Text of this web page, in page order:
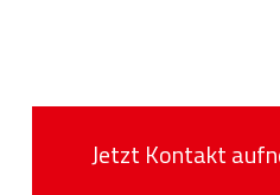
Jetzt Kontakt